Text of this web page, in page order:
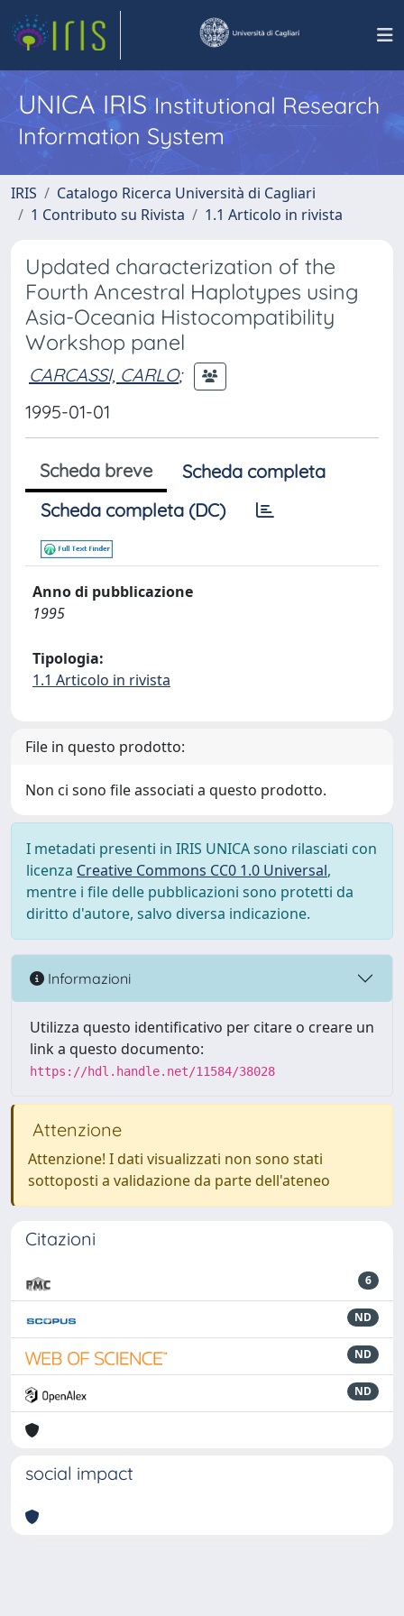
UNICA IRISInstitutional Research
Information System
IRIS
Catalogo Ricerca Università di Cagliari
1 Contributo su Rivista
1.1 Articolo in rivista
Updated characterization of the
Fourth Ancestral Haplotypes using
Asia-Oceania Histocompatibility
Workshop panel
CARCASSI, CARLO;
1995-01-01
Scheda breve
Scheda completa
Scheda completa (DC)
Anno di pubblicazione
1995
Tipologia:
1.1 Articolo in rivista
File in questo prodotto:
Non ci sono file associati a questo prodotto.
I metadati presenti in IRIS UNICA sono rilasciati con
licenza Creative Commons CC0 1.0 Universal,
mentre i file delle pubblicazioni sono protetti da
diritto d'autore, salvo diversa indicazione.
Informazioni
Utilizza questo identificativo per citare o creare un
link a questo documento:
https://hdl.handle.net/11584/38028
Attenzione
Attenzione! I dati visualizzati non sono stati
sottoposti a validazione da parte dell'ateneo
Citazioni
6
ND
ND
ND
social impact